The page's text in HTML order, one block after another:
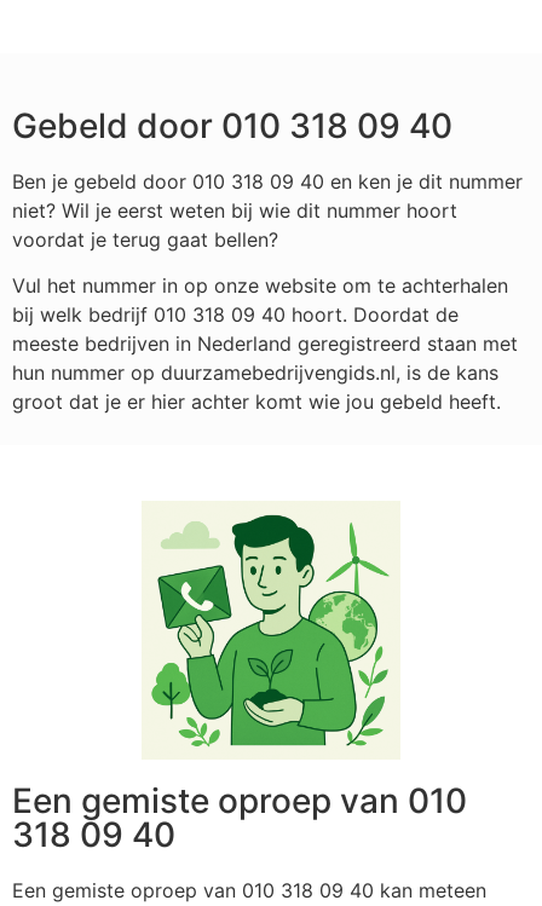
Gebeld door 010 318 09 40
Ben je gebeld door 010 318 09 40 en ken je dit nummer
niet? Wil je eerst weten bij wie dit nummer hoort
voordat je terug gaat bellen?
Vul het nummer in op onze website om te achterhalen
bij welk bedrijf 010 318 09 40 hoort. Doordat de
meeste bedrijven in Nederland geregistreerd staan met
hun nummer op duurzamebedrijvengids.nl, is de kans
groot dat je er hier achter komt wie jou gebeld heeft.
Een gemiste oproep van 010
318 09 40
Een gemiste oproep van 010 318 09 40 kan meteen